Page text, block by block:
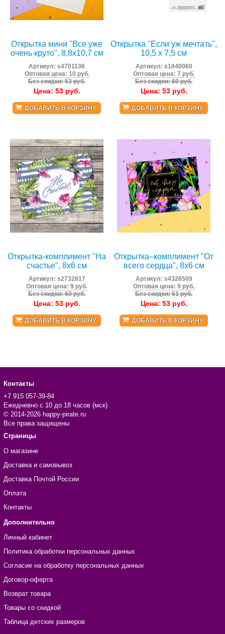
Открытка мини "Все уже
очень круто", 8,8х10,7 см
Артикул:s4701136
Оптовая цена: 10 руб.
Без скидки: 53 руб.
Цена: 53руб.
ДОБАВИТЬ В КОРЗИНУ
Открытка "Если уж мечтать",
10,5 х 7,5 см
Артикул: s1840060
Оптовая цена: 7 руб.
Без скидки: 60 руб.
Цена: 53руб.
ДОБАВИТЬ В КОРЗИНУ
Открытка-комплимент "На
счастье", 8х6 см
Артикул: s2732817
Оптовая цена: 9 руб.
Без скидки: 60 руб.
Цена: 53руб.
ДОБАВИТЬ В КОРЗИНУ
Открытка‒комплимент "От
всего сердца", 8х6 см
Артикул: s4326509
Оптовая цена: 9 руб.
Без скидки: 61 руб.
Цена: 53руб.
ДОБАВИТЬ В КОРЗИНУ
Контакты
+7 915 057-39-84
Ежедневно с 10 до 18 часов (мск)
© 2014-2026 happy-pirate.ru
Все права защищены
Страницы
О магазине
Доставка и самовывоз
Доставка Почтой России
Оплата
Контакты
Дополнительно
Личный кабинет
Политика обработки персональных данных
Согласие на обработку персональных данных
Договор-оферта
Возврат товара
Товары со скидкой
Таблица детских размеров